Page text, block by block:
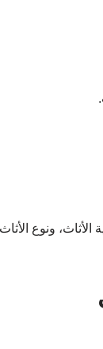
ونوع